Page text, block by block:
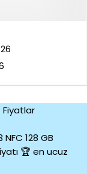
Fiyatlar
128 GB
🏆 en ucuz